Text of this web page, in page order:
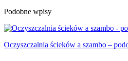
Podobne wpisy
Oczyszczalnia ścieków a szambo –